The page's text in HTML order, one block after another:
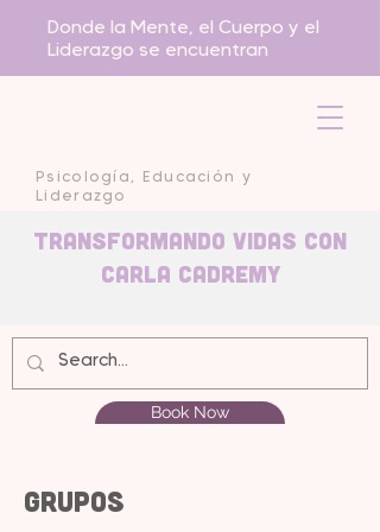
Psicología, Educación y
Liderazgo
Donde la Mente, el Cuerpo y el
Liderazgo se encuentran
Transformando Vidas con
carla Cadremy
Book Now
Grupos